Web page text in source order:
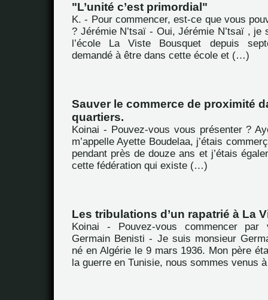
"L’unité c’est primordial"
K. - Pour commencer, est-ce que vous
? Jérémie N’tsaï - Oui, Jérémie N’tsaï , je
l’école La Viste Bousquet depuis
demandé à être dans cette école et (…)
Sauver le commerce de proximité
quartiers.
Koinai - Pouvez-vous vous présenter ?
m’appelle Ayette Boudelaa, j’étais
pendant près de douze ans et j’étais
cette fédération qui existe (…)
Les tribulations d’un rapatrié à La
Koinai - Pouvez-vous commencer par
Germain Benisti - Je suis monsieur
né en Algérie le 9 mars 1936. Mon père
la guerre en Tunisie, nous sommes venus